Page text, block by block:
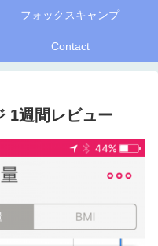
フォックスキャンプ
Contact
1週間レビュー